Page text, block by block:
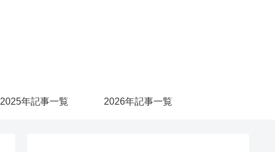
2025年記事一覧 2026年記事一覧